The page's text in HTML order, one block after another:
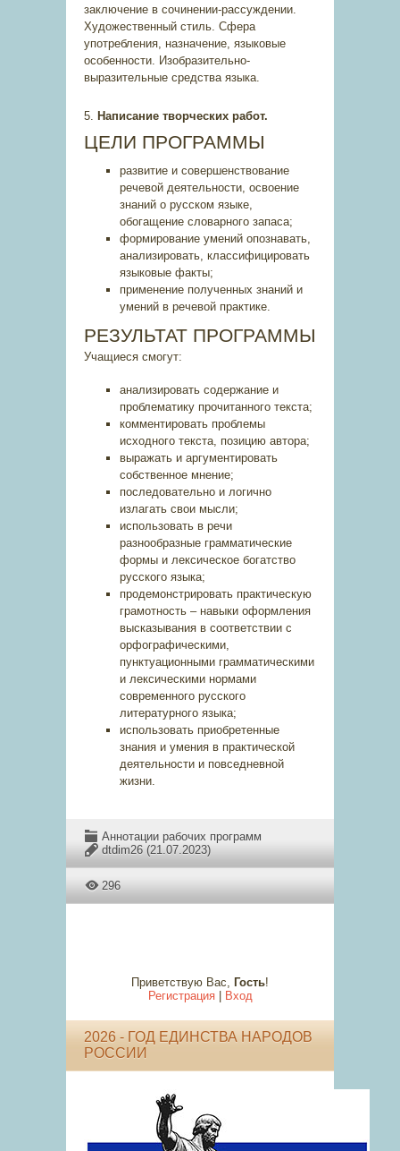
заключение в сочинении-рассуждении.
Художественный стиль. Сфера
употребления, назначение, языковые
особенности. Изобразительно-
выразительные средства языка.
5. Написание творческих работ.
ЦЕЛИ ПРОГРАММЫ
развитие и совершенствование
речевой деятельности, освоение
знаний о русском языке,
обогащение словарного запаса;
формирование умений опознавать,
анализировать, классифицировать
языковые факты;
применение полученных знаний и
умений в речевой практике.
РЕЗУЛЬТАТ ПРОГРАММЫ
Учащиеся смогут:
анализировать содержание и
проблематику прочитанного текста;
комментировать проблемы
исходного текста, позицию автора;
выражать и аргументировать
собственное мнение;
последовательно и логично
излагать свои мысли;
использовать в речи
разнообразные грамматические
формы и лексическое богатство
русского языка;
продемонстрировать практическую
грамотность – навыки оформления
высказывания в соответствии с
орфографическими,
пунктуационными грамматическими
и лексическими нормами
современного русского
литературного языка;
использовать приобретенные
знания и умения в практической
деятельности и повседневной
жизни.
Аннотации рабочих программ
dtdim26 (21.07.2023)
296
Приветствую Вас, Гость!
Регистрация| Вход
2026 - ГОД ЕДИНСТВА НАРОДОВ
РОССИИ